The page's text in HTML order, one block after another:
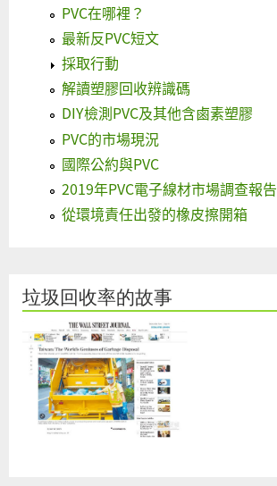
PVC在哪裡？
最新反PVC短文
採取行動
解讀塑膠回收辨識碼
DIY檢測PVC及其他含鹵素塑膠
PVC的市場現況
國際公約與PVC
2019年PVC電子線材市場調查報告
從環境責任出發的橡皮擦開箱
垃圾回收率的故事